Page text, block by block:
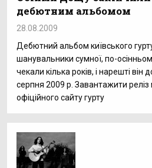
дебютним альбомом
28.08.2009
Дебютний альбом київського
шанувальники сумної, по-
чекали кілька років, і нарешті він
серпня 2009 р. Завантажити
офіційного сайту гурту